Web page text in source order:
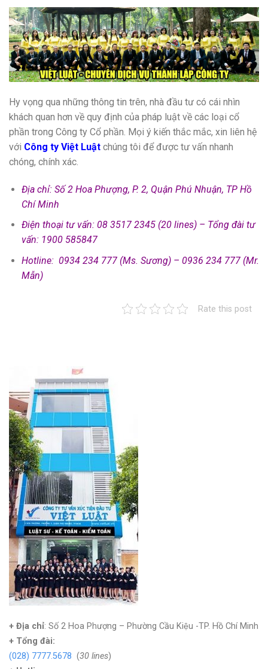
Hy vọng qua những thông tin trên, nhà đầu tư có cái nhìn
khách quan hơn về quy định của pháp luật về các loại cổ
phần trong Công ty Cổ phần. Mọi ý kiến thắc mắc, xin liên hệ
với Công ty Việt Luật chúng tôi để được tư vấn nhanh
chóng, chính xác.
Địa chỉ: Số 2 Hoa Phượng, P. 2, Quận Phú Nhuận, TP Hồ
Chí Minh
Điện thoại tư vấn: 08 3517 2345 (20 lines) – Tổng đài tư
vấn: 1900 585847
Hotline: 0934 234 777 (Ms. Sương) – 0936 234 777 (Mr.
Mẫn)
Rate this post
+ Địa chỉ: Số 2 Hoa Phượng – Phường Cầu Kiệu -TP. Hồ Chí Minh
+ Tổng đài:
(028) 7777.5678 (30 lines)